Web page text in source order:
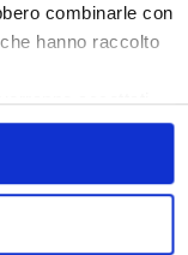
combinarle con
hanno raccolto
accettati
la